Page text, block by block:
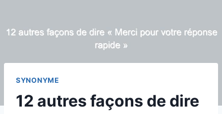
SYNONYME
12 autres façons de dire